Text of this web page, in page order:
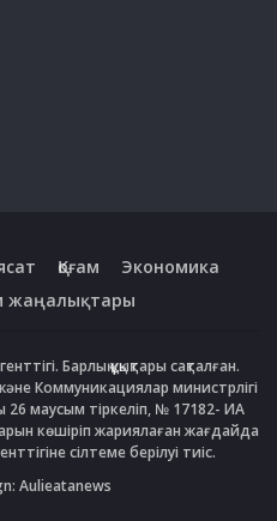
Қоғам
Экономика
жаңалықтары
Барлық құқықтары сақталған.
Коммуникациялар министрлігі
26 маусым тіркеліп, № 17182- ИА
көшіріп жариялаған жағдайда
сілтеме берілуі тиіс.
Aulieatanews